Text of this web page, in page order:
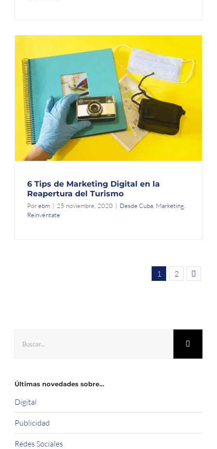
6 Tips de Marketing Digital en la
Reapertura del Turismo
Porebm | 25 noviembre, 2020 | Desde Cuba Marketing
Reinvéntate
1 2
Últimas novedades sobre…
Digital
Publicidad
Redes Sociales